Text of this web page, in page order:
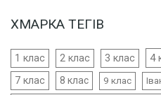
ХМАРКА ТЕГІВ
1 клас 2 клас 3 клас 4
7 клас 8 клас 9 клас